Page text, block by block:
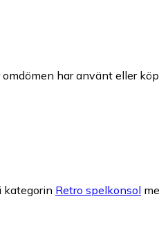
har använt eller
kategorin Retro spelkonsol